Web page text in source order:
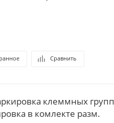
Сравнить
клеммных групп
в комлекте разм.